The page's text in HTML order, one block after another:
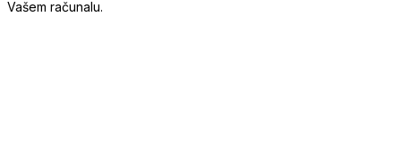
Vašem računalu.